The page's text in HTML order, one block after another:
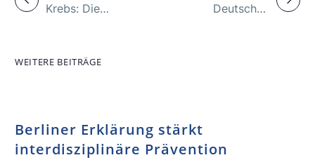
Krebs: Die
Weltkrebstag
Deutschen
WEITERE BEITRÄGE
Berliner Erklärung stärkt
interdisziplinäre Prävention